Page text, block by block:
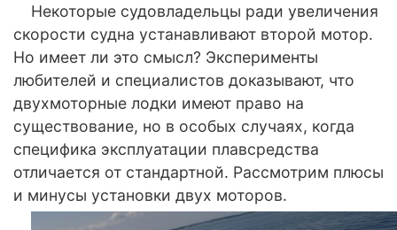
Некоторые судовладельцы ради увеличения
скорости судна устанавливают второй мотор.
Но имеет ли это смысл? Эксперименты
любителей и специалистов доказывают, что
двухмоторные лодки имеют право на
существование, но в особых случаях, когда
специфика эксплуатации плавсредства
отличается от стандартной. Рассмотрим плюсы
и минусы установки двух моторов.